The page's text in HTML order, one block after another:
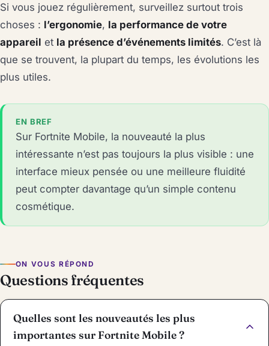
Si vous jouez régulièrement, surveillez surtout trois
choses : l’ergonomie, la performance de votre
appareil et la présence d’événements limités. C’est là
que se trouvent, la plupart du temps, les évolutions les
plus utiles.
EN BREF
Sur Fortnite Mobile, la nouveauté la plus
intéressante n’est pas toujours la plus visible : une
interface mieux pensée ou une meilleure fluidité
peut compter davantage qu’un simple contenu
cosmétique.
ON VOUS RÉPOND
Questions fréquentes
Quelles sont les nouveautés les plus
importantes sur Fortnite Mobile ?